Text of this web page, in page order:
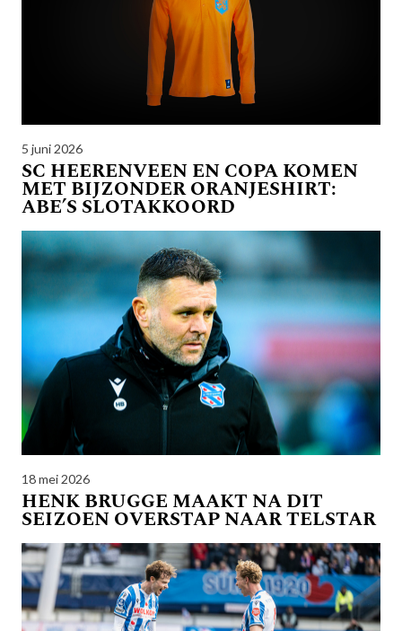
5 juni 2026
SC HEERENVEEN EN COPA KOMEN
MET BIJZONDER ORANJESHIRT:
ABE’S SLOTAKKOORD
18 mei 2026
HENK BRUGGE MAAKT NA DIT
SEIZOEN OVERSTAP NAAR TELSTAR